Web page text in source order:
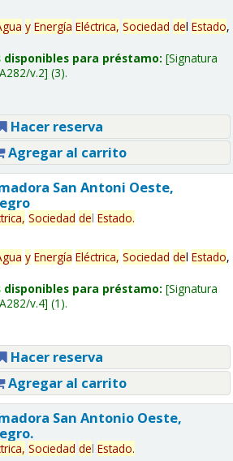
y Energía Eléctrica, Sociedad del Estado,
disponibles para préstamo: Signatura
v.2 (3).
Hacer reserva
Agregar al carrito
San Antoni Oeste,
Sociedad del Estado.
y Energía Eléctrica, Sociedad del Estado,
disponibles para préstamo: Signatura
v.4 (1).
Hacer reserva
Agregar al carrito
San Antonio Oeste,
Sociedad del Estado.